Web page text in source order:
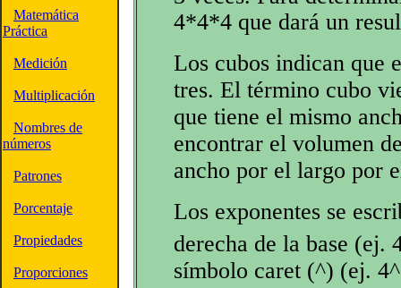
Matemática
Práctica
Medición
Multiplicación
Nombres de
números
Patrones
Porcentaje
Propiedades
Proporciones
4*4*4 que dará un
Los cubos indican que
tres. El término cubo
que tiene el mismo
encontrar el volumen
ancho por el largo por
Los exponentes se
derecha de la base (ej.
símbolo caret (^) (ej.